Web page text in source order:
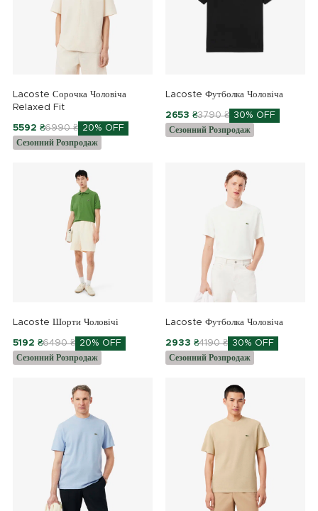
Lacoste Сорочка Чоловіча
Relaxed Fit
5592 ₴6990 ₴ 20% OFF
Сезонний Розпродаж
Lacoste Футболка Чоловіча
2653 ₴3790 ₴ 30% OFF
Сезонний Розпродаж
Lacoste Шорти Чоловічі
5192 ₴6490 ₴ 20% OFF
Сезонний Розпродаж
Lacoste Футболка Чоловіча
2933 ₴4190 ₴ 30% OFF
Сезонний Розпродаж